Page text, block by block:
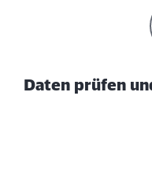
Daten prüfen